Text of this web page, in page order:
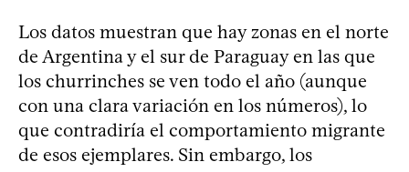
Los datos muestran que hay zonas en el norte
de Argentina y el sur de Paraguay en las que
los churrinches se ven todo el año (aunque
con una clara variación en los números), lo
que contradiría el comportamiento migrante
de esos ejemplares. Sin embargo, los